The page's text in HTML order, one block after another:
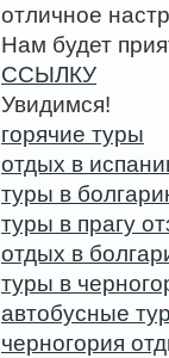
отличное
Нам будет
ССЫЛКУ
Увидимся!
горячие туры
отдых в
туры в
туры в прагу
отдых в
туры в
автобусные
черногория